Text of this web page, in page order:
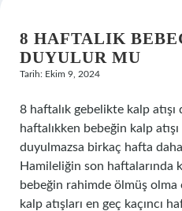
8 HAFTALIK
DUYULUR MU
Tarih: Ekim 9, 2024
8 haftalık gebelikte kalp
haftalıkken bebeğin kalp
duyulmazsa birkaç hafta
Hamileliğin son haftalarında
bebeğin rahimde ölmüş olma
kalp atışları en geç kaçıncı